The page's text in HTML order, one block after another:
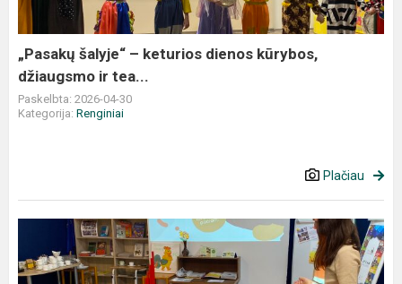
kūrybos,
džiaugsmo
tea...
„Pasakų šalyje“ – keturios dienos kūrybos,
džiaugsmo ir tea...
Paskelbta: 2026-04-30
Kategorija: Renginiai
Plačiau
Montessori
metodo
taikymas